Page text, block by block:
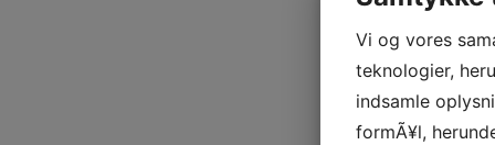
Vi og vores
teknologier,
indsamle
formÃ¥l,